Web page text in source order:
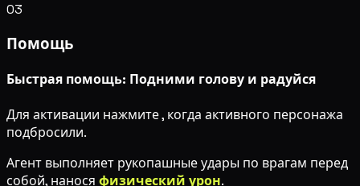
03
Помощь
Быстрая помощь: Подними голову и радуйся
Для активации нажмите, когда активного персонажа
подбросили.
Агент выполняет рукопашные удары по врагам перед
собой, нанося физический урон.